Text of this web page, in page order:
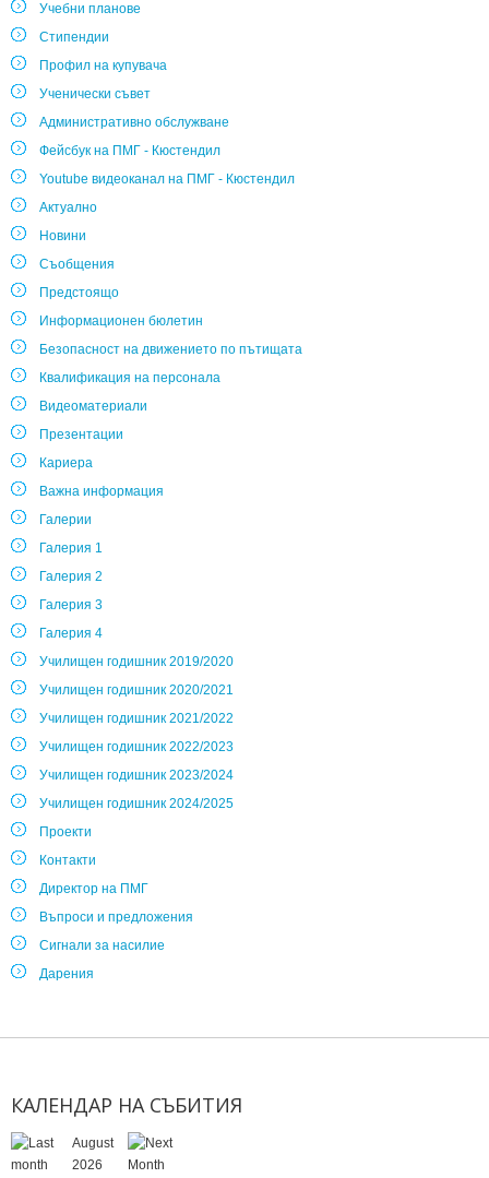
Учебни планове
Стипендии
Профил на купувача
Ученически съвет
Административно обслужване
Фейсбук на ПМГ - Кюстендил
Youtube видеоканал на ПМГ - Кюстендил
Актуално
Новини
Съобщения
Предстоящо
Информационен бюлетин
Безопасност на движението по пътищата
Квалификация на персонала
Видеоматериали
Презентации
Кариера
Важна информация
Галерии
Галерия 1
Галерия 2
Галерия 3
Галерия 4
Училищен годишник 2019/2020
Училищен годишник 2020/2021
Училищен годишник 2021/2022
Училищен годишник 2022/2023
Училищен годишник 2023/2024
Училищен годишник 2024/2025
Проекти
Контакти
Директор на ПМГ
Въпроси и предложения
Сигнали за насилие
Дарения
КАЛЕНДАР НА СЪБИТИЯ
August
2026